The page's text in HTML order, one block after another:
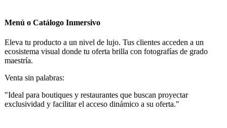
Menú o Catálogo Inmersivo
Eleva tu producto a un nivel de lujo. Tus clientes acceden a un
ecosistema visual donde tu oferta brilla con fotografías de grado
maestría.
Venta sin palabras:
"Ideal para boutiques y restaurantes que buscan proyectar
exclusividad y facilitar el acceso dinámico a su oferta."